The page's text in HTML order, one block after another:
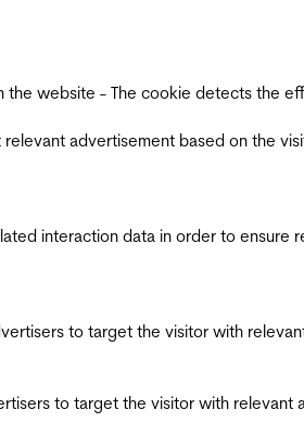
website - The cookie detects the
advertisement based on the
interaction data in order to ensure
to target the visitor with
to target the visitor with